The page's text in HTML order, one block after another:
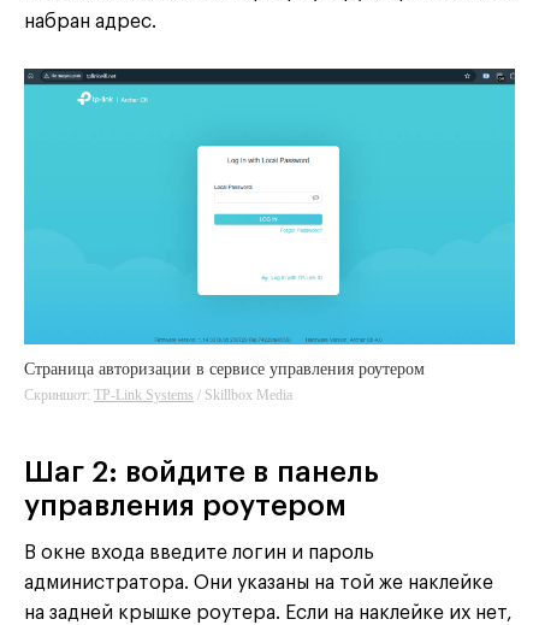
набран адрес.
Страница авторизации в сервисе управления роутером
Скриншот: TP-Link Systems / Skillbox Media
Шаг 2: войдите в панель
управления роутером
В окне входа введите логин и пароль
администратора. Они указаны на той же наклейке
на задней крышке роутера. Если на наклейке их нет,